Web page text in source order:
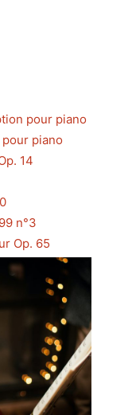
pour piano
piano
14
n°3
Op. 65